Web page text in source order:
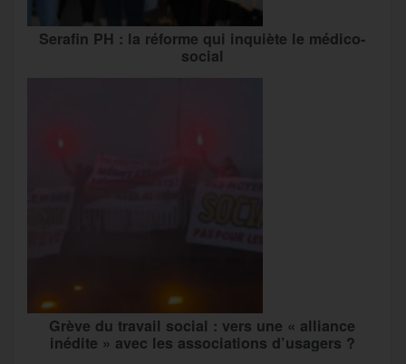
Serafin PH : la réforme qui inquiète le médico-
social
Grève du travail social : vers une « alliance
inédite » avec les associations d’usagers ?